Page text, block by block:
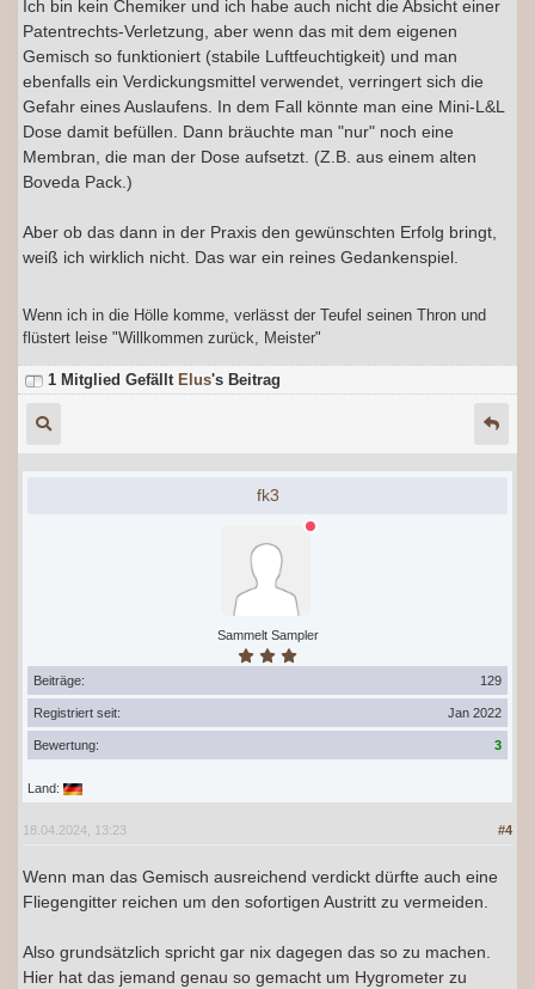
Ich bin kein Chemiker und ich habe auch nicht die Absicht einer
Patentrechts-Verletzung, aber wenn das mit dem eigenen
Gemisch so funktioniert (stabile Luftfeuchtigkeit) und man
ebenfalls ein Verdickungsmittel verwendet, verringert sich die
Gefahr eines Auslaufens. In dem Fall könnte man eine Mini-L&L
Dose damit befüllen. Dann bräuchte man "nur" noch eine
Membran, die man der Dose aufsetzt. (Z.B. aus einem alten
Boveda Pack.)
Aber ob das dann in der Praxis den gewünschten Erfolg bringt,
weiß ich wirklich nicht. Das war ein reines Gedankenspiel.
Wenn ich in die Hölle komme, verlässt der Teufel seinen Thron und
flüstert leise "Willkommen zurück, Meister"
1 Mitglied Gefällt Elus's Beitrag
fk3
Sammelt Sampler
Beiträge: 129
Registriert seit: Jan 2022
Bewertung: 3
Land:
#4
18.04.2024, 13:23
Wenn man das Gemisch ausreichend verdickt dürfte auch eine
Fliegengitter reichen um den sofortigen Austritt zu vermeiden.
Also grundsätzlich spricht gar nix dagegen das so zu machen.
Hier hat das jemand genau so gemacht um Hygrometer zu